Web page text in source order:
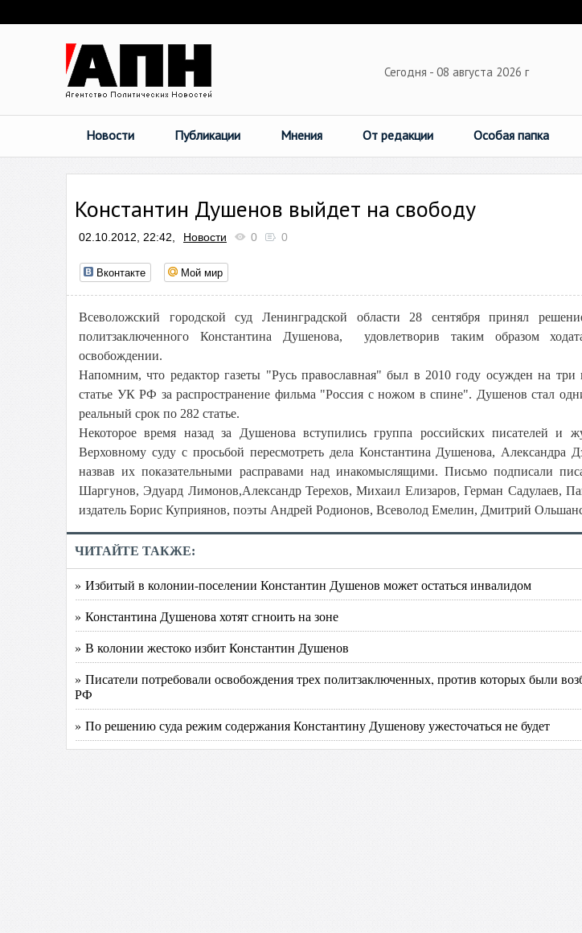
Сегодня - 08 августа 2026 г
Новости Публикации Мнения От редакции Особая папка
Константин Душенов выйдет на свободу
02.10.2012, 22:42, Новости 0 0
Вконтакте Мой мир
Всеволожский городской суд Ленинградской области 28 сентября принял
политзаключенного Константина Душенова, удовлетворив таким образом
освобождении.
Напомним, что редактор газеты "Русь православная" был в 2010 году осужден на три
статье УК РФ за распространение фильма "Россия с ножом в спине". Душенов стал
реальный срок по 282 статье.
Некоторое время назад за Душенова вступились группа российских писателей и
Верховному суду с просьбой пересмотреть дела Константина Душенова, Александра
назвав их показательными расправами над инакомыслящими. Письмо подписали
Шаргунов, Эдуард Лимонов,Александр Терехов, Михаил Елизаров, Герман Садулаев,
издатель Борис Куприянов, поэты Андрей Родионов, Всеволод Емелин, Дмитрий
ЧИТАЙТЕ ТАКЖЕ:
» Избитый в колонии-поселении Константин Душенов может остаться инвалидом
» Константина Душенова хотят сгноить на зоне
» В колонии жестоко избит Константин Душенов
» Писатели потребовали освобождения трех политзаключенных, против которых были
РФ
» По решению суда режим содержания Константину Душенову ужесточаться не будет